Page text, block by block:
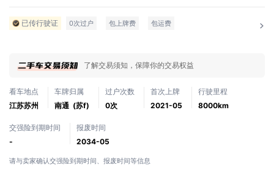
已传行驶证 0次过户 包上牌费 包运费
了解交易须知，保障你的交易权益
看车地点
江苏苏州
车牌归属
南通 (苏f)
过户次数
0次
首次上牌
2021-05
行驶里程
8000km
交强险到期时间
-
报废时间
2034-05
请与卖家确认交强险到期时间、报废时间等信息